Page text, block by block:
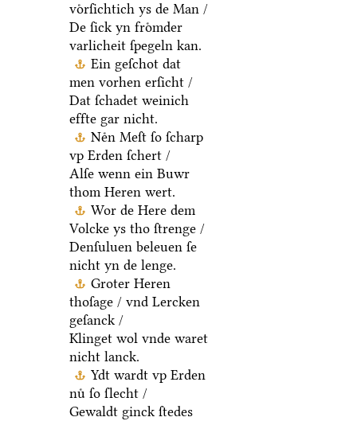
voͤrſichtich ys de Man /
De ſick yn froͤmder
varlicheit ſpegeln kan.
Ein geſchot dat
men vorhen erſicht /
Dat ſchadet weinich
effte gar nicht.
Neͤn Meſt ſo ſcharp
vp Erden ſchert /
Alſe wenn ein Buwr
thom Heren wert.
Wor de Here dem
Volcke ys tho ſtrenge /
Denſuluen beleuen ſe
nicht yn de lenge.
Groter Heren
thoſage / vnd Lercken
geſanck /
Klinget wol vnde waret
nicht lanck.
Ydt wardt vp Erden
nuͤ ſo ſlecht /
Gewaldt ginck ſtedes